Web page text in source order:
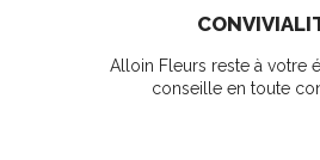
Alloin Fleurs reste à votre
conseille en toute